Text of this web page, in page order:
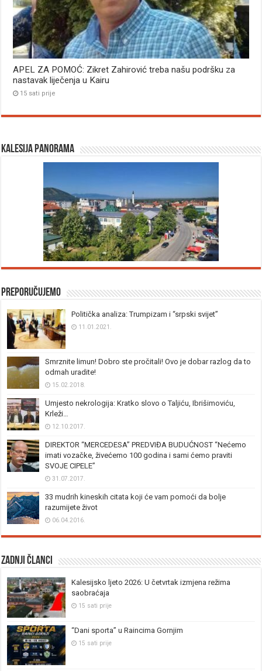
APEL ZA POMOĆ: Zikret Zahirović treba našu podršku za
nastavak liječenja u Kairu
15 sati prije
Kalesija panorama
Preporučujemo
Politička analiza: Trumpizam i “srpski svijet”
11.01.2021.
Smrznite limun! Dobro ste pročitali! Ovo je dobar razlog da to
odmah uradite!
15.02.2018.
Umjesto nekrologija: Kratko slovo o Taljiću, Ibrišimoviću,
Krleži…
12.10.2017.
DIREKTOR “MERCEDESA” PREDVIĐA BUDUĆNOST “Nećemo
imati vozačke, živećemo 100 godina i sami ćemo praviti
SVOJE CIPELE”
31.07.2017.
33 mudrih kineskih citata koji će vam pomoći da bolje
razumijete život
06.04.2016.
Zadnji članci
Kalesijsko ljeto 2026: U četvrtak izmjena režima
saobraćaja
15 sati prije
“Dani sporta” u Raincima Gornjim
15 sati prije